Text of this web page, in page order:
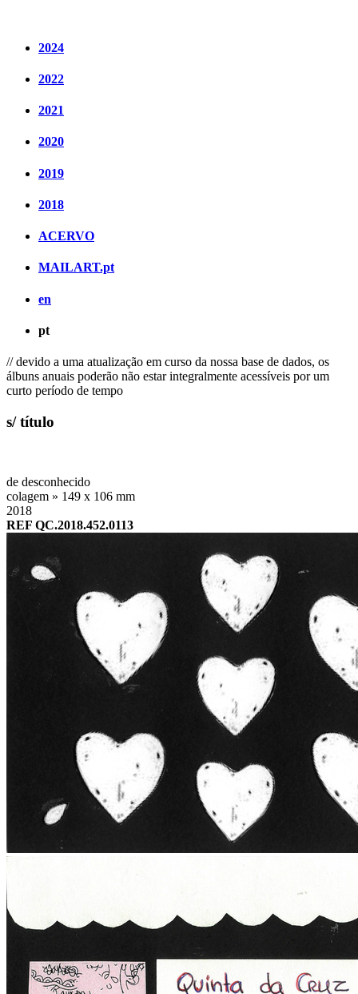
2024
2022
2021
2020
2019
2018
ACERVO
MAILART.pt
en
pt
// devido a uma atualização em curso da nossa base de dados, os
álbuns anuais poderão não estar integralmente acessíveis por um
curto período de tempo
s/ título
de desconhecido
colagem » 149 x 106 mm
2018
REF QC.2018.452.0113